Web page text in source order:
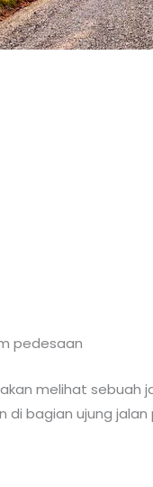
pedesaan
melihat sebuah
di bagian ujung